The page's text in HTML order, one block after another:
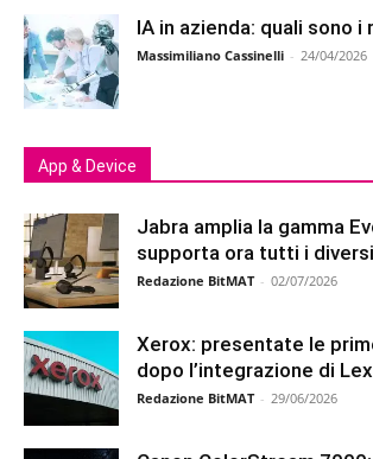
IA in azienda: quali sono i
Massimiliano Cassinelli - 24/04/2026
App & Device
Jabra amplia la gamma
supporta ora tutti i
Redazione BitMAT - 02/07/2026
Xerox: presentate le
dopo l’integrazione di
Redazione BitMAT - 29/06/2026